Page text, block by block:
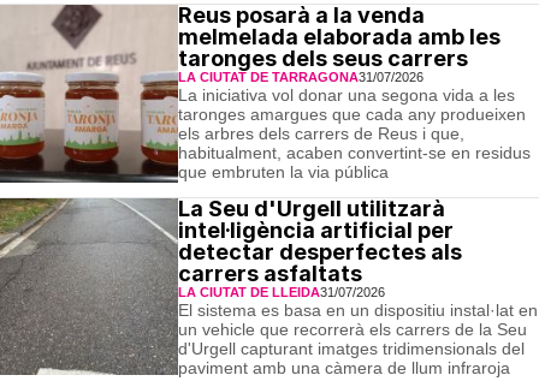
Reus posarà a la venda
melmelada elaborada amb les
taronges dels seus carrers
LA CIUTAT DE TARRAGONA31/07/2026
La iniciativa vol donar una segona vida a les
taronges amargues que cada any produeixen
els arbres dels carrers de Reus i que,
habitualment, acaben convertint-se en residus
que embruten la via pública
La Seu d'Urgell utilitzarà
intel·ligència artificial per
detectar desperfectes als
carrers asfaltats
LA CIUTAT DE LLEIDA31/07/2026
El sistema es basa en un dispositiu instal·lat en
un vehicle que recorrerà els carrers de la Seu
d'Urgell capturant imatges tridimensionals del
paviment amb una càmera de llum infraroja